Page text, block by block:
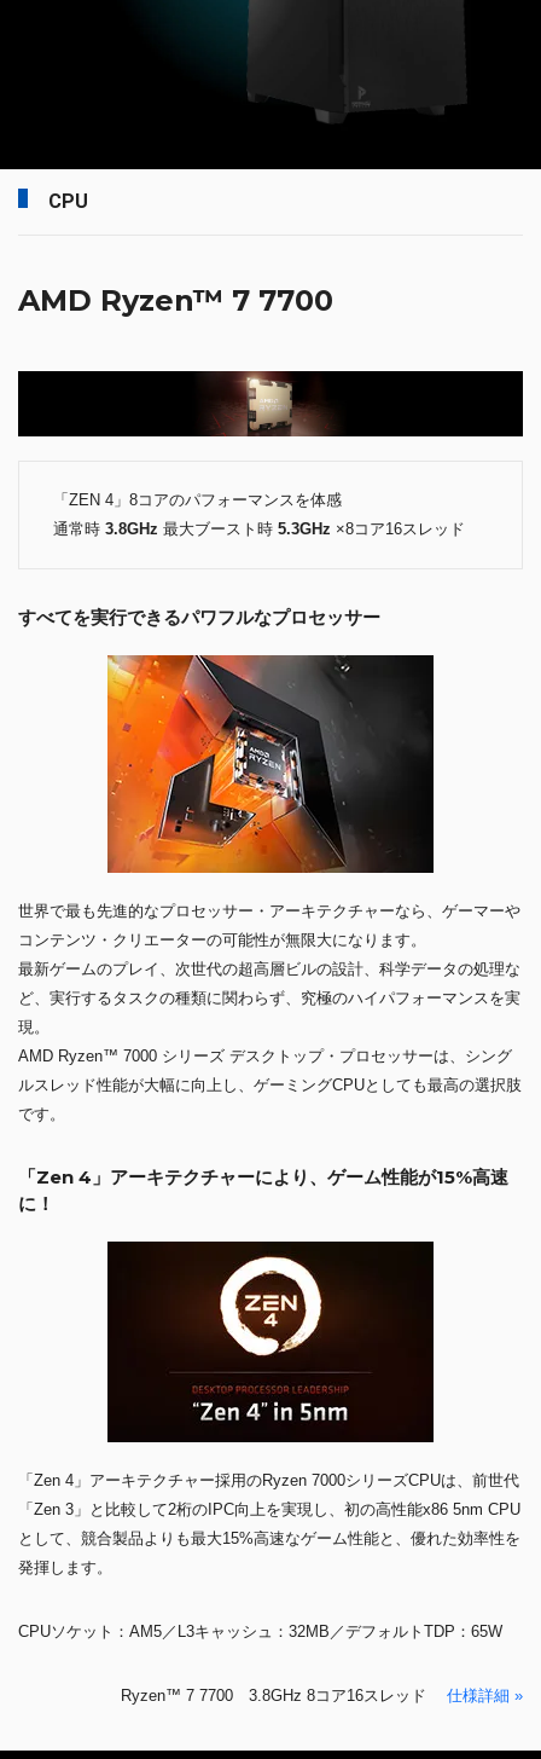
CPU
AMD Ryzen™ 7 7700
「ZEN 4」8コアのパフォーマンスを体感
通常時 3.8GHz 最大ブースト時 5.3GHz ×8コア16スレッド
すべてを実行できるパワフルなプロセッサー
世界で最も先進的なプロセッサー・アーキテクチャーなら、ゲーマーや
コンテンツ・クリエーターの可能性が無限大になります。
最新ゲームのプレイ、次世代の超高層ビルの設計、科学データの処理な
ど、実行するタスクの種類に関わらず、究極のハイパフォーマンスを実
現。
AMD Ryzen™ 7000 シリーズ デスクトップ・プロセッサーは、シング
ルスレッド性能が大幅に向上し、ゲーミングCPUとしても最高の選択肢
です。
「Zen 4」アーキテクチャーにより、ゲーム性能が15%高速
に！
「Zen 4」アーキテクチャー採用のRyzen 7000シリーズCPUは、前世代
「Zen 3」と比較して2桁のIPC向上を実現し、初の高性能x86 5nm CPU
として、競合製品よりも最大15%高速なゲーム性能と、優れた効率性を
発揮します。
CPUソケット：AM5／L3キャッシュ：32MB／デフォルトTDP：65W
Ryzen™ 7 7700 3.8GHz 8コア16スレッド 仕様詳細 »